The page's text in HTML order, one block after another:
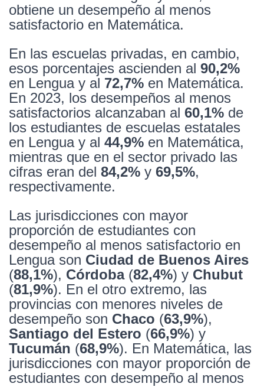
obtiene un desempeño al menos
satisfactorio en Matemática.
En las escuelas privadas, en cambio,
esos porcentajes ascienden al 90,2%
en Lengua y al 72,7% en Matemática.
En 2023, los desempeños al menos
satisfactorios alcanzaban al 60,1% de
los estudiantes de escuelas estatales
en Lengua y al 44,9% en Matemática,
mientras que en el sector privado las
cifras eran del 84,2% y 69,5%,
respectivamente.
Las jurisdicciones con mayor
proporción de estudiantes con
desempeño al menos satisfactorio en
Lengua son Ciudad de Buenos Aires
(88,1%), Córdoba (82,4%) y Chubut
(81,9%). En el otro extremo, las
provincias con menores niveles de
desempeño son Chaco (63,9%),
Santiago del Estero (66,9%) y
Tucumán (68,9%). En Matemática, las
jurisdicciones con mayor proporción de
estudiantes con desempeño al menos